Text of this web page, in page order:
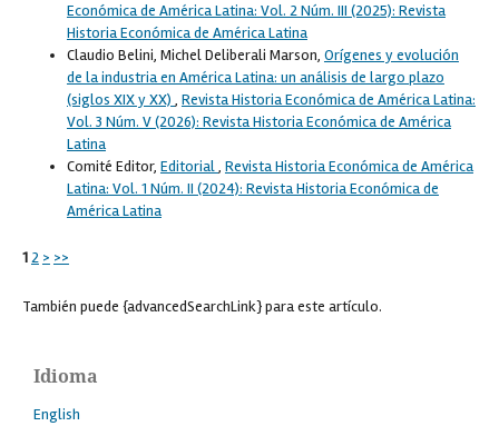
Económica de América Latina: Vol. 2 Núm. III (2025): Revista
Historia Económica de América Latina
Claudio Belini, Michel Deliberali Marson, Orígenes y evolución
de la industria en América Latina: un análisis de largo plazo
(siglos XIX y XX) , Revista Historia Económica de América Latina:
Vol. 3 Núm. V (2026): Revista Historia Económica de América
Latina
Comité Editor, Editorial, Revista Historia Económica de América
Latina: Vol. 1 Núm. II (2024): Revista Historia Económica de
América Latina
12 > >>
También puede {advancedSearchLink} para este artículo.
Idioma
English